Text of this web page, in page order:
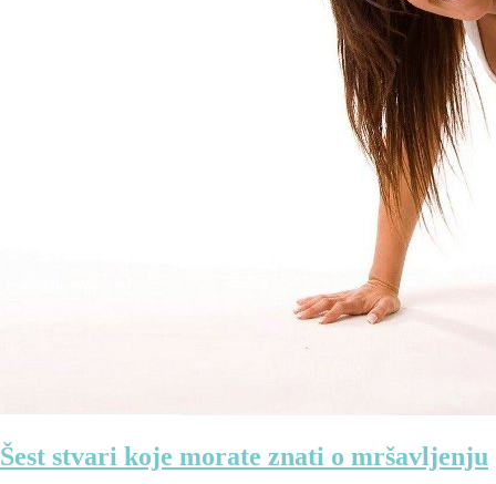
Šest stvari koje morate znati o mršavljenju